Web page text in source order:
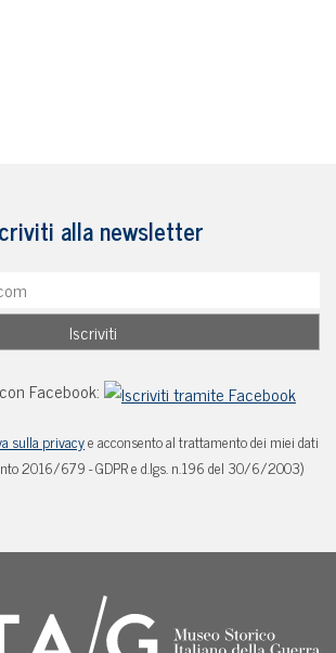
alla newsletter
Facebook:
sulla privacye acconsento al trattamento dei miei dati
2016/679 - GDPR e d.lgs. n.196 del 30/6/2003)